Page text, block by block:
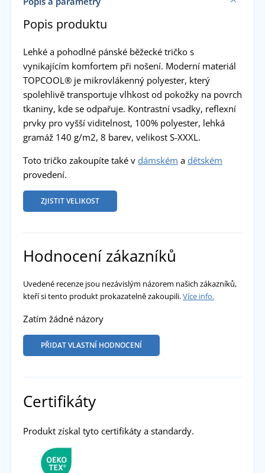
Popis produktu
Lehké a pohodlné pánské běžecké tričko s
vynikajícím komfortem při nošení. Moderní materiál
TOPCOOL® je mikrovlákenný polyester, který
spolehlivě transportuje vlhkost od pokožky na povrch
tkaniny, kde se odpařuje. Kontrastní vsadky, reflexní
prvky pro vyšší viditelnost, 100% polyester, lehká
gramáž 140 g/m2, 8 barev, velikost S-XXXL.
Toto tričko zakoupíte také v dámském a dětském
provedení.
ZJISTIT VELIKOST
Hodnocení zákazníků
Uvedené recenze jsou nezávislým názorem našich zákazníků,
kteří si tento produkt prokazatelně zakoupili.Více info.
Zatím žádné názory
PŘIDAT VLASTNÍ HODNOCENÍ
Certifikáty
Produkt získal tyto certifikáty a standardy.